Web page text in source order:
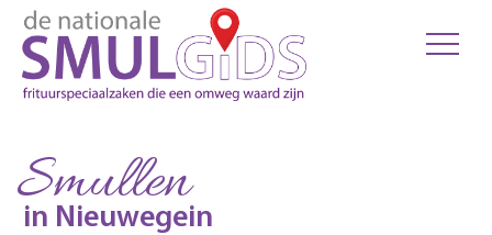
Smullen
in Nieuwegein